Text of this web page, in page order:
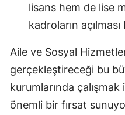
lisans hem de lise
kadroların
Aile ve Sosyal Hizmetler
gerçekleştireceği bu
kurumlarında
önemli bir fırsat